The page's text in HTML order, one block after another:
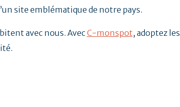
site emblématique de notre pays.
avec nous. AvecC-monspot, adoptez les